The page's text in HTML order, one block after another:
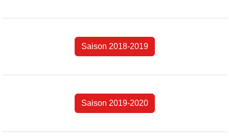
Saison 2018-2019
Saison 2019-2020